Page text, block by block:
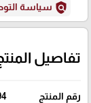
policy سياسة
تفاصيل
رقم المنتج